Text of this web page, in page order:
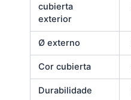
cubierta
exterior
Ø externo
Cor cubierta
Durabilidade